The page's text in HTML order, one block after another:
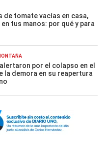
de tomate vacías en casa,
tus manos: por qué y para
por el colapso en el
la demora en su reapertura